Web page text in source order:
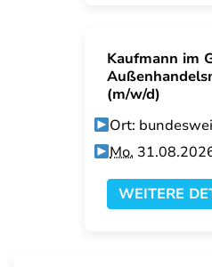
Kaufmann im
(m/w/d)
Ort:
Mo.
WEITERE